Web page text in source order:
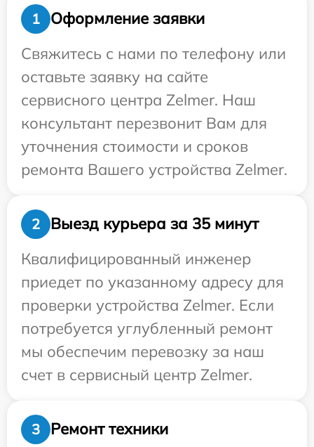
1
Оформление заявки
Свяжитесь с нами по телефону или
оставьте заявку на сайте
сервисного центра Zelmer. Наш
консультант перезвонит Вам для
уточнения стоимости и сроков
ремонта Вашего устройства Zelmer.
2
Выезд курьера за 35 минут
Квалифицированный инженер
приедет по указанному адресу для
проверки устройства Zelmer. Если
потребуется углубленный ремонт
мы обеспечим перевозку за наш
счет в сервисный центр Zelmer.
3
Ремонт техники